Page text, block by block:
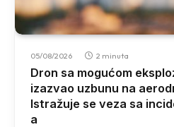
05/08/2026 2 minuta
Dron sa mogućom
izazvao uzbunu na
Istražuje se veza sa
a